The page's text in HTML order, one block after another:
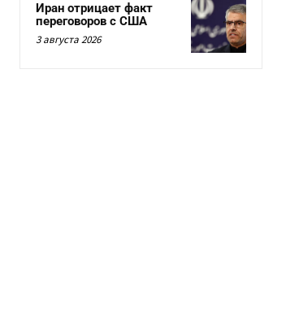
Иран отрицает факт
переговоров с США
3 августа 2026